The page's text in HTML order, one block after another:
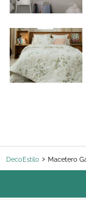
DecoEstilo Macetero